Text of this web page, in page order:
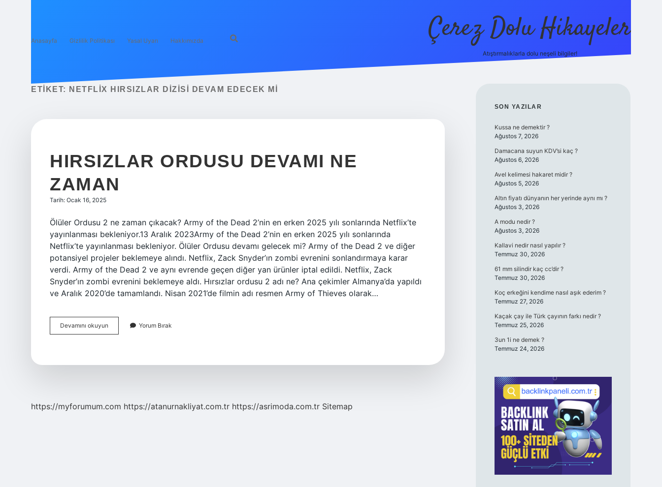
Anasayfa Gizlilik Politikası Yasal Uyarı Hakkımızda Çerez Dolu Hikayeler
Atıştırmalıklarla dolu neşeli bilgiler!
ETIKET: NETFLIX HIRSIZLAR DIZISI DEVAM EDECEK MI
HIRSIZLAR ORDUSU DEVAMI NE
ZAMAN
Tarih: Ocak 16, 2025
Ölüler Ordusu 2 ne zaman çıkacak? Army of the Dead 2’nin en erken 2025 yılı sonlarında Netflix’te
yayınlanması bekleniyor.13 Aralık 2023Army of the Dead 2’nin en erken 2025 yılı sonlarında
Netflix’te yayınlanması bekleniyor. Ölüler Ordusu devamı gelecek mi? Army of the Dead 2 ve diğer
potansiyel projeler beklemeye alındı. Netflix, Zack Snyder’ın zombi evrenini sonlandırmaya karar
verdi. Army of the Dead 2 ve aynı evrende geçen diğer yan ürünler iptal edildi. Netflix, Zack
Snyder’ın zombi evrenini beklemeye aldı. Hırsızlar ordusu 2 adı ne? Ana çekimler Almanya’da yapıldı
ve Aralık 2020’de tamamlandı. Nisan 2021’de filmin adı resmen Army of Thieves olarak…
Devamını okuyun Hırsızlar
Ordusu
Yorum Bırak
https://myforumum.com https://atanurnakliyat.com.tr https://asrimoda.com.tr Sitemap
SIDEBAR
SON YAZILAR
Kussa ne demektir ?
Ağustos 7, 2026
Damacana suyun KDV’si kaç ?
Ağustos 6, 2026
Avel kelimesi hakaret midir ?
Ağustos 5, 2026
Altın fiyatı dünyanın her yerinde aynı mı ?
Ağustos 3, 2026
A modu nedir ?
Ağustos 3, 2026
Kallavi nedir nasıl yapılır ?
Temmuz 30, 2026
61 mm silindir kaç cc’dir ?
Temmuz 30, 2026
Koç erkeğini kendime nasıl aşık ederim ?
Temmuz 27, 2026
Kaçak çay ile Türk çayının farkı nedir ?
Temmuz 25, 2026
3un 1i ne demek ?
Temmuz 24, 2026